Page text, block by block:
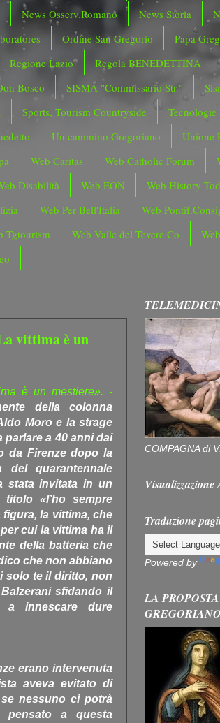
News Osserv.Romano News Storia
Ordine San Gregorio
Papa
Regione Lazio
Regola BENEDETTINA
Bosco SISMA "Commissario Str."
Sports, Tourism Countryside
Tecnologie
Un cammino Gregoriano
Unione
Web Caritas Web Catholic Forum
Disabilità Web EON
Web History
Web Per Bell'Italia
Web
Tgtourism Web Valle del Tevere Co
vittima è un
è un mestiere». -
della colonna
Moro e la strage
a 40 anni dai
da Firenze dopo la
quarantennale
stata invitata in un
«l’ho sempre
la vittima, che
cui la vittima ha il
della batteria che
che non abbiano
solo te il diritto, non
sfidando il
a innescare dure
erano intervenuta
aveva evitato di
se nessuno ci potrà
pensato a questa
COMPAGNA di
Traduzione
Powered by
LA